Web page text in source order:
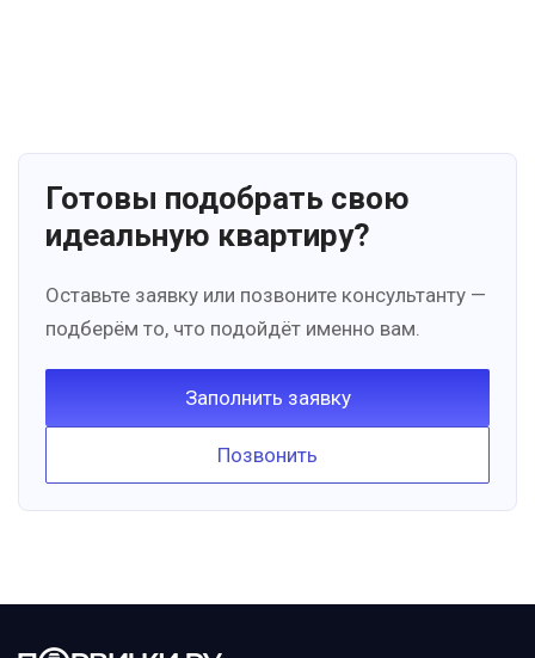
Готовы подобрать свою
идеальную квартиру?
Оставьте заявку или позвоните консультанту —
подберём то, что подойдёт именно вам.
Заполнить заявку
Позвонить